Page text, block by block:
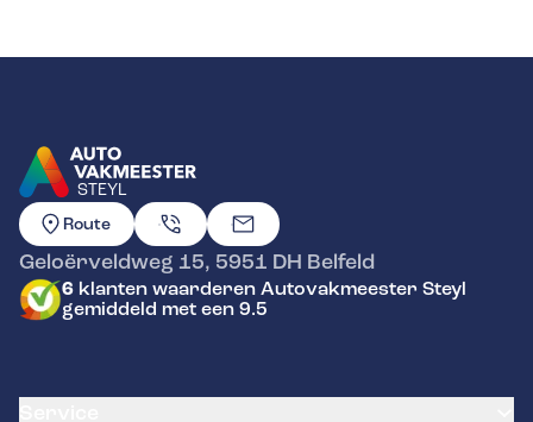
STEYL
GA NAAR DE HOMEPAGINA
Route
Geloërveldweg 15, 5951 DH Belfeld
6 klanten waarderen Autovakmeester Steyl
gemiddeld met een 9.5